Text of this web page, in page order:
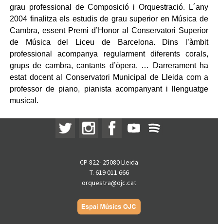
grau professional de Composició i Orquestració. L´any
2004 finalitza els estudis de grau superior en Música de
Cambra, essent Premi d’Honor al Conservatori Superior
de Música del Liceu de Barcelona. Dins l’àmbit
professional acompanya regularment diferents corals,
grups de cambra, cantants d’òpera, … Darrerament ha
estat docent al Conservatori Municipal de Lleida com a
professor de piano, pianista acompanyant i llenguatge
musical.
CP 822- 25080 Lleida
T. 619 011 666
orquestra@ojc.cat